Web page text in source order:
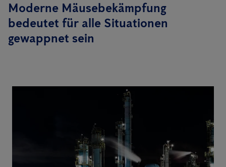
Moderne Mäusebekämpfung
bedeutet für alle Situationen
gewappnet sein